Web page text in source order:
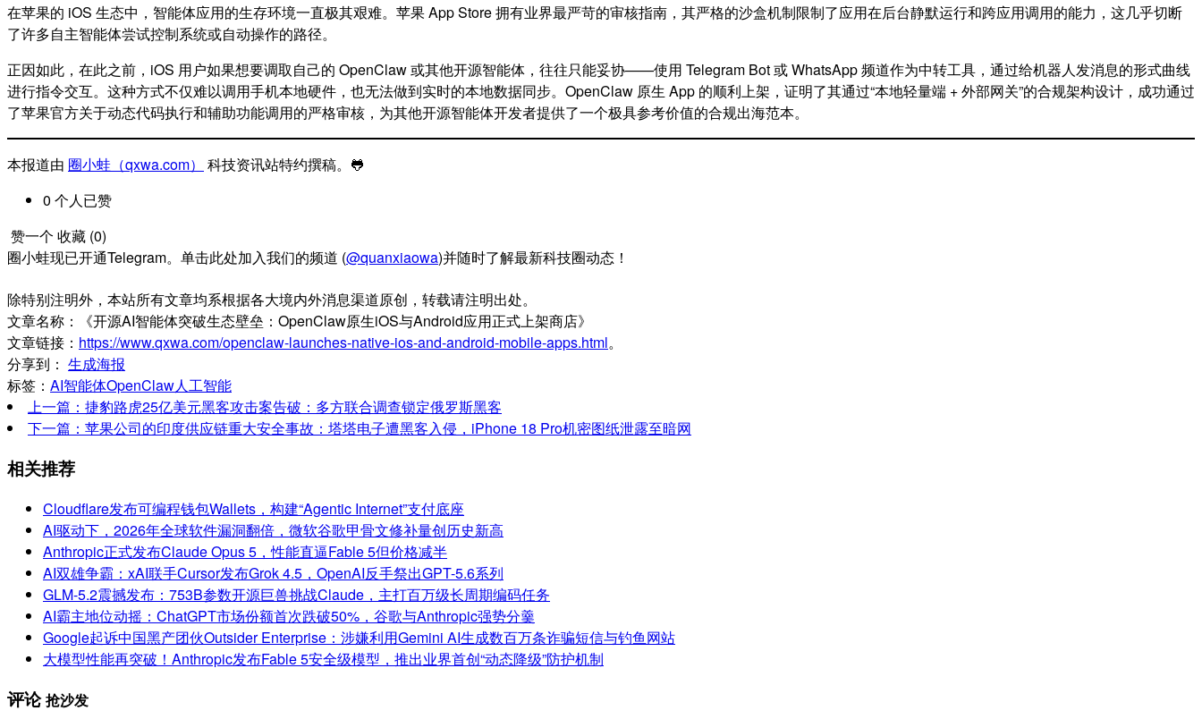
在苹果的 iOS 生态中，智能体应用的生存环境一直极其艰难。苹果 App Store 拥有业界最严苛的审核指南，其严格的沙盒机制限制了应用在后台静默运行和跨应用调用的能力，这几乎切断
了许多自主智能体尝试控制系统或自动操作的路径。
正因如此，在此之前，iOS 用户如果想要调取自己的 OpenClaw 或其他开源智能体，往往只能妥协——使用 Telegram Bot 或 WhatsApp 频道作为中转工具，通过给机器人发消息的形式曲线
进行指令交互。这种方式不仅难以调用手机本地硬件，也无法做到实时的本地数据同步。OpenClaw 原生 App 的顺利上架，证明了其通过“本地轻量端 + 外部网关”的合规架构设计，成功通过
了苹果官方关于动态代码执行和辅助功能调用的严格审核，为其他开源智能体开发者提供了一个极具参考价值的合规出海范本。
本报道由 圈小蛙（qxwa.com）
科技资讯站特约撰稿。🐸️
0 个人已赞
赞一个 收藏 (0)
圈小蛙现已开通Telegram。单击此处加入我们的频道 (@quanxiaowa)并随时了解最新科技圈动态！
除特别注明外，本站所有文章均系根据各大境内外消息渠道原创，转载请注明出处。
文章名称：《开源AI智能体突破生态壁垒：OpenClaw原生iOS与Android应用正式上架商店》
文章链接： https://www.qxwa.com/openclaw-launches-native-ios-and-android-mobile-apps.html。
分享到： 生成海报
标签： AI智能体OpenClaw人工智能
上一篇：捷豹路虎25亿美元黑客攻击案告破：多方联合调查锁定俄罗斯黑客
下一篇：苹果公司的印度供应链重大安全事故：塔塔电子遭黑客入侵，iPhone 18 Pro机密图纸泄露至暗网
相关推荐
Cloudflare发布可编程钱包Wallets，构建“Agentic Internet”支付底座
AI驱动下，2026年全球软件漏洞翻倍，微软谷歌甲骨文修补量创历史新高
Anthropic正式发布Claude Opus 5，性能直逼Fable 5但价格减半
AI双雄争霸：xAI联手Cursor发布Grok 4.5，OpenAI反手祭出GPT-5.6系列
GLM-5.2震撼发布：753B参数开源巨兽挑战Claude，主打百万级长周期编码任务
AI霸主地位动摇：ChatGPT市场份额首次跌破50%，谷歌与Anthropic强势分羹
Google起诉中国黑产团伙Outsider Enterprise：涉嫌利用Gemini AI生成数百万条诈骗短信与钓鱼网站
大模型性能再突破！Anthropic发布Fable 5安全级模型，推出业界首创“动态降级”防护机制
评论抢沙发